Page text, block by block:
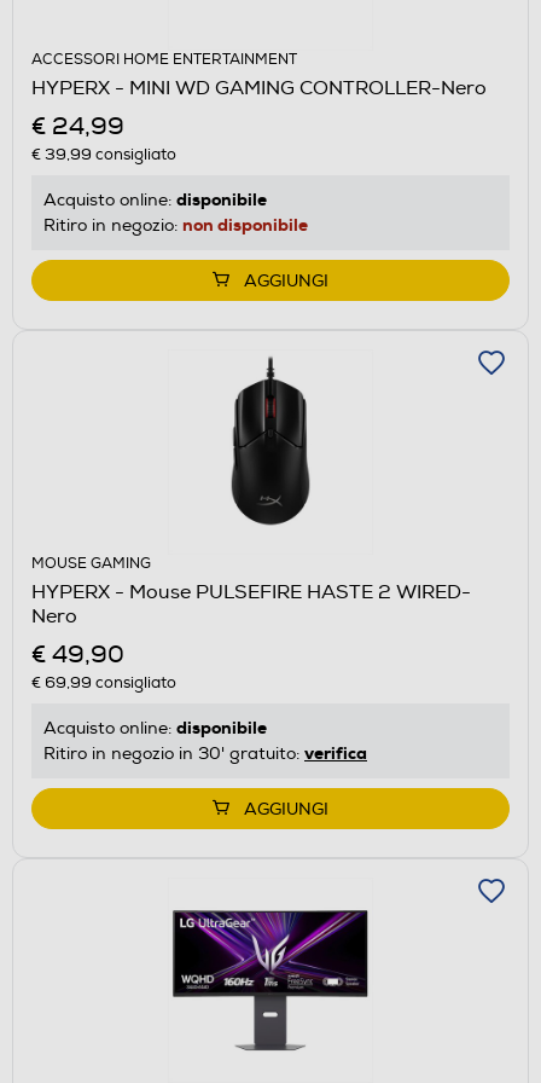
ACCESSORI HOME ENTERTAINMENT
HYPERX - MINI WD GAMING CONTROLLER-Nero
€ 24,99
€ 39,99 consigliato
Acquisto online: disponibile
Ritiro in negozio: non disponibile
AGGIUNGI
MOUSE GAMING
HYPERX - Mouse PULSEFIRE HASTE 2 WIRED-
Nero
€ 49,90
€ 69,99 consigliato
Acquisto online: disponibile
Ritiro in negozio in 30' gratuito: verifica
AGGIUNGI